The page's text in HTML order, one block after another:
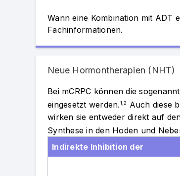
Wann eine Kombination mit ADT
Fachinformationen.
Neue Hormontherapien (NHT)
Bei mCRPC können die
eingesetzt werden.1,2
Auch diese
wirken sie entweder direkt auf
Synthese in den Hoden und
Indirekte Inhibition der